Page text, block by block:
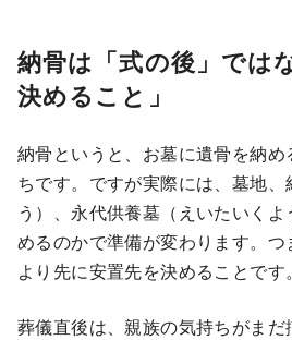
納骨は「式の後」では
決めること」
納骨というと、お墓に遺骨を納
ちです。ですが実際には、墓地
う）、永代供養墓（えいたいく
めるのかで準備が変わります。
より先に安置先を決めることです。
葬儀直後は、親族の気持ちがまだ